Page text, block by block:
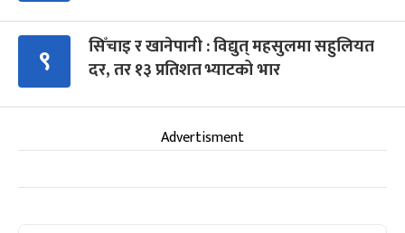
९
सिँचाइ र खानेपानी : विद्युत् महसुलमा सहुलियत
दर, तर १३ प्रतिशत भ्याटको भार
Advertisment